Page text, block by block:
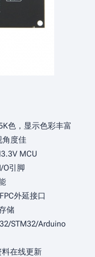
色，显示色彩丰富
角度佳
MCU
O引脚
外延接口
储
STM32/Arduino
在线更新